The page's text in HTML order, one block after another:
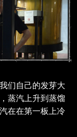
们自己的发芽大
蒸汽上升到蒸馏
在在第一板上冷